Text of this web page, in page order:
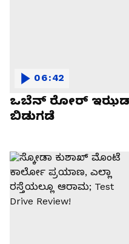
ಒಬೆನ್ ರೋರ್ ಇಝಡ್:
ಬಿಡುಗಡೆ
06:42